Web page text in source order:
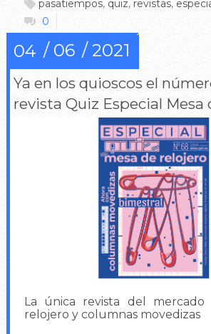
pasatiempos, quiz, revistas,
0
04 06 2021
Ya en los quioscos el
revista Quiz Especial Mesa
La única revista del mercado
relojero y columnas movedizas